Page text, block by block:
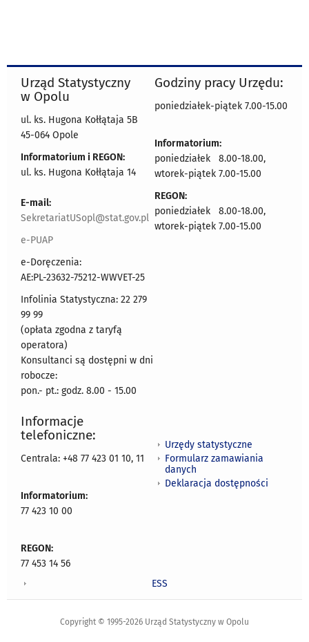
Urząd Statystyczny
w Opolu
ul. ks. Hugona Kołłątaja 5B
45-064 Opole
Informatorium i REGON:
ul. ks. Hugona Kołłątaja 14
E-mail:
SekretariatUSopl@stat.gov.pl
e-PUAP
e-Doręczenia:
AE:PL-23632-75212-WWVET-25
Infolinia Statystyczna: 22 279
99 99
(opłata zgodna z taryfą
operatora)
Konsultanci są dostępni w dni
robocze:
pon.- pt.: godz. 8.00 - 15.00
Godziny pracy Urzędu:
poniedziałek-piątek 7.00-15.00
Informatorium:
poniedziałek 8.00-18.00,
wtorek-piątek 7.00-15.00
REGON:
poniedziałek 8.00-18.00,
wtorek-piątek 7.00-15.00
Informacje
telefoniczne:
Centrala: +48 77 423 01 10, 11
Informatorium:
77 423 10 00
REGON:
77 453 14 56
Urzędy statystyczne
Formularz zamawiania
danych
Deklaracja dostępności
ESS
Copyright © 1995-2026 Urząd Statystyczny w Opolu